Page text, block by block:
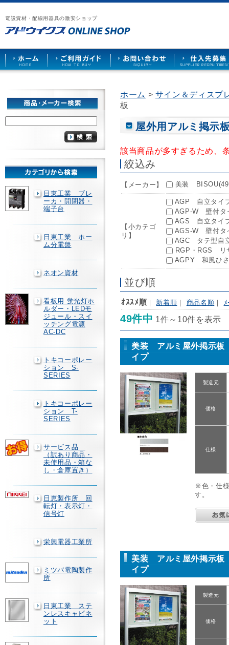
電設資材・配線用器具の激安ショップ
漏
電
ブ
レ
ー
カ
ー
や
照
ケ
ッ
ト
な
で
販
売
ア
ウ
イ
ス
HOME
ご
用
ガ
ド
お
い
合
せ
仕
先
募
日東工業 ブレ
ーカ・開閉器・
端子台
日東工業 ホー
ム分電盤
ネオン資材
看板用 蛍光灯ホ
ルダー・LEDモ
ジュール・スイ
ッチング電源
AC-DC
トキコーポレー
ション S-
SERIES
トキコーポレー
ション T-
SERIES
サービス品
（訳あり商品・
未使用品・箱な
し・倉庫置き）
日恵製作所 回
転灯・表示灯・
信号灯
栄興電器工業所
ミツバ電陶製作
所
日東工業 ステ
ンレスキャビネ
ット
ホーム > サイン＆ディス
板
屋外用アルミ掲
該当商品が多すぎるため、
絞込み
【メーカー】 美装
【小カテゴ
リ】
AGP 自立タイ
AGP-W 壁付タ
AGS 自立タイ
AGS-W 壁付タ
AGC タテ型自
RGP・RGS リ
AGPY 和風ひ
並び順
ｵｽｽﾒ順 ｜ 新着順 ｜ 商品名順 ｜ ﾒ
49件中 1件～10件を表示
美装 アルミ屋外掲示
イプ
製造元
価格
仕様
※色・仕
す。
美装 アルミ屋外掲示
イプ
製造元
価格